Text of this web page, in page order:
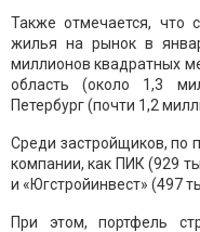
Также отмечается, что
жилья на рынок в
миллионов квадратных
область (около 1,3
Петербург (почти 1,2
Среди застройщиков, по
компании, как ПИК (929
и «Югстройинвест» (497
При этом, портфель